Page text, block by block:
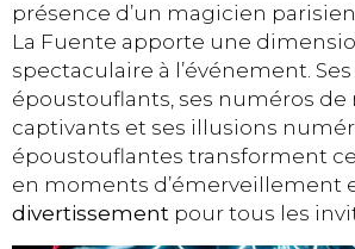
présence d’un magicien
La Fuente apporte une
spectaculaire à l’événement.
époustouflants, ses numéros
captivants et ses illusions
époustouflantes transforment
en moments d’émerveillement
divertissement pour tous les